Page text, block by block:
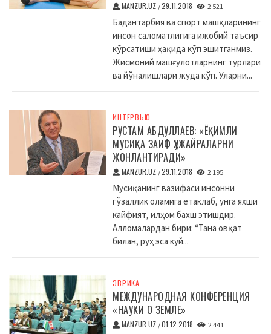
MANZUR.UZ /29.11.2018 2 521
Бадантарбия ва спорт машқларининг
инсон саломатлигига ижобий таъсир
кўрсатиши ҳақида кўп эшитганмиз.
Жисмоний машғулотларнинг турлари
ва йўналишлари жуда кўп. Уларни...
ИНТЕРВЬЮ
РУСТАМ АБДУЛЛАЕВ: «ЁҚИМЛИ
МУСИҚА ЗАИФ ҲУЖАЙРАЛАРНИ
ЖОНЛАНТИРАДИ»
MANZUR.UZ /29.11.2018 2 195
Мусиқанинг вазифаси инсонни
гўзаллик оламига етаклаб, унга яхши
кайфият, илҳом бахш этишдир.
Алломалардан бири: “Тана овқат
билан, руҳ эса куй...
ЭВРИКА
МЕЖДУНАРОДНАЯ КОНФЕРЕНЦИЯ
«НАУКИ О ЗЕМЛЕ»
MANZUR.UZ /01.12.2018 2 441